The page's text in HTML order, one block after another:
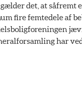
det, at såfremt
fire femtedele af
har